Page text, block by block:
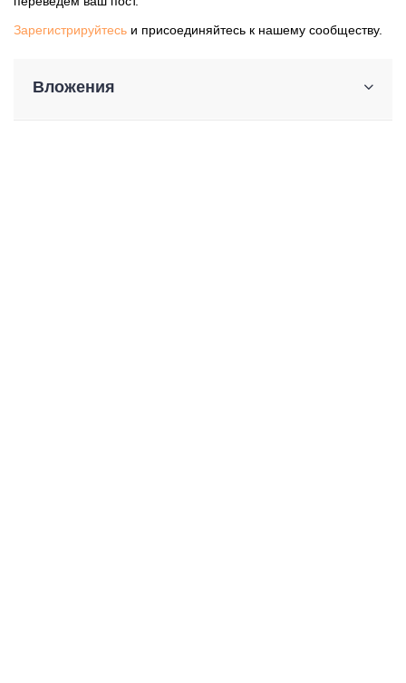
Зарегистрируйтесь и присоединяйтесь к нашему сообществу.
Вложения